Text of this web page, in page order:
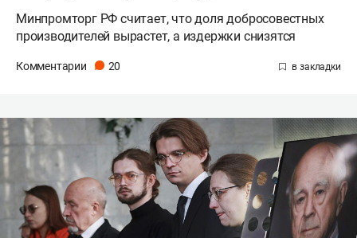
Минпромторг РФ считает, что доля добросовестных
производителей вырастет, а издержки снизятся
Комментарии 20